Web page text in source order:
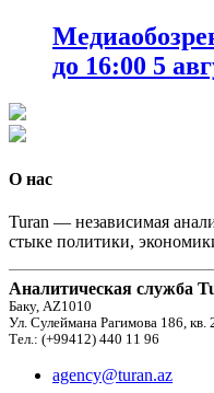
до 16:00 5
О нас
Turan — независимая
стыке политики,
Аналитическая служба
Баку, AZ1010
Ул. Сулеймана Рагимова 186, кв.
Тел.: (+99412) 440 11 96
agency@turan.az